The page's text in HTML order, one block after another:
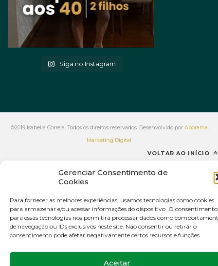
Gerenciar Consentimento de
Cookies
Para fornecer as melhores experiências, usamos tecnologias como cookies
para armazenar e/ou acessar informações do dispositivo. O consentimento
para essas tecnologias nos permitirá processar dados como
de navegação ou IDs exclusivos neste site. Não consentir ou retirar o
consentimento pode afetar negativamente certos recursos e funções.
Aceitar
Siga no Instagram
©2019 Isabella Correia. Todos os direitos reservados. Desenvolvido por Aporama
Marketing Digital
VOLTAR AO INÍCIO